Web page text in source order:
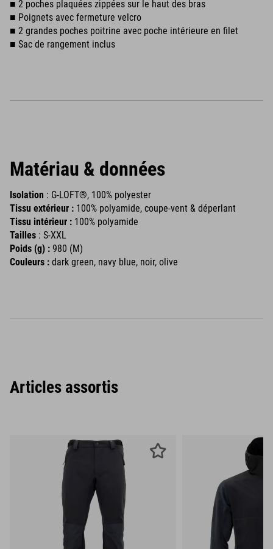
■ 2 poches plaquées zippées sur le haut des bras
■ Poignets avec fermeture velcro
■ 2 grandes poches poitrine avec poche intérieure en filet
■ Sac de rangement inclus
Matériau & données
Isolation : G-LOFT®, 100% polyester
Tissu extérieur : 100% polyamide, coupe-vent & déperlant
Tissu intérieur : 100% polyamide
Tailles : S-XXL
Poids (g) : 980 (M)
Couleurs : dark green, navy blue, noir, olive
Articles assortis